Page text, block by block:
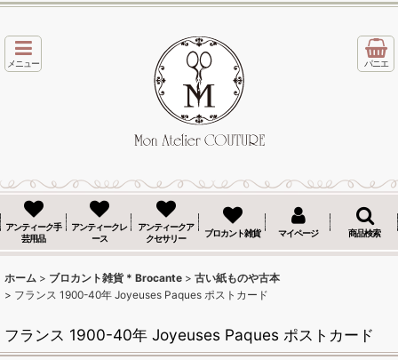
メニュー パニエ
アンティーク手
芸用品
アンティークレ
ース
アンティークア
クセサリー
ブロカント雑貨 マイページ 商品検索
ホーム > ブロカント雑貨 * Brocante > 古い紙ものや古本
> フランス 1900-40年 Joyeuses Paques ポストカード
フランス 1900-40年 Joyeuses Paques ポストカード